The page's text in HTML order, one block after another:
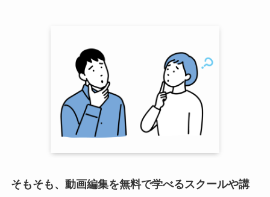
そもそも、動画編集を無料で学べるスクールや講